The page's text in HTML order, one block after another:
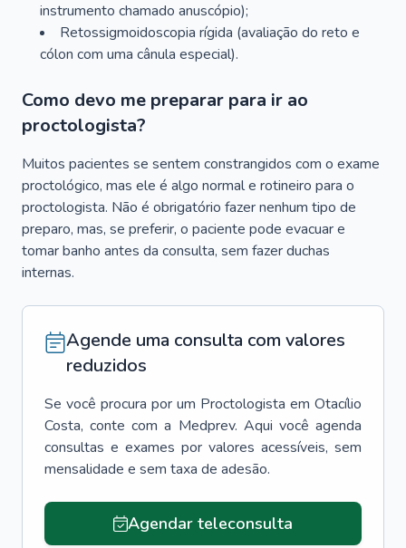
instrumento chamado anuscópio);
Retossigmoidoscopia rígida (avaliação do reto e
cólon com uma cânula especial).
Como devo me preparar para ir ao
proctologista?
Muitos pacientes se sentem constrangidos com o exame
proctológico, mas ele é algo normal e rotineiro para o
proctologista. Não é obrigatório fazer nenhum tipo de
preparo, mas, se preferir, o paciente pode evacuar e
tomar banho antes da consulta, sem fazer duchas
internas.
Agende uma consulta com valores
reduzidos
Se você procura por um Proctologista em Otacílio
Costa, conte com a Medprev. Aqui você agenda
consultas e exames por valores acessíveis, sem
mensalidade e sem taxa de adesão.
Agendar teleconsulta